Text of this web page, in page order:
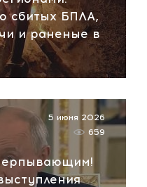
сбитых БПЛА,
и раненые в
5 июня 2026
659